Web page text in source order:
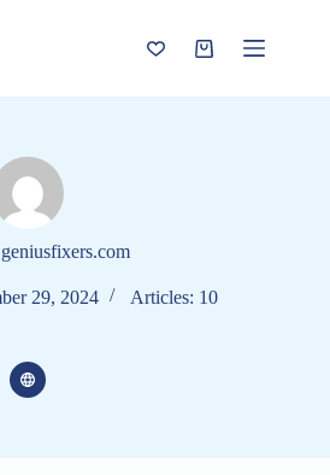
Shopping
29, 2024 Articles: 10